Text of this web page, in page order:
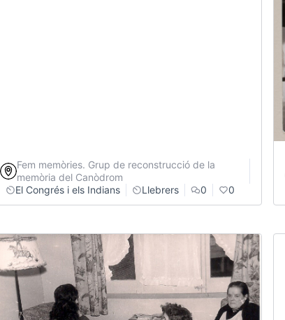
Fem memòries. Grup de reconstrucció de la
memòria del Canòdrom
El Congrés i els Indians
Llebrers 0 0